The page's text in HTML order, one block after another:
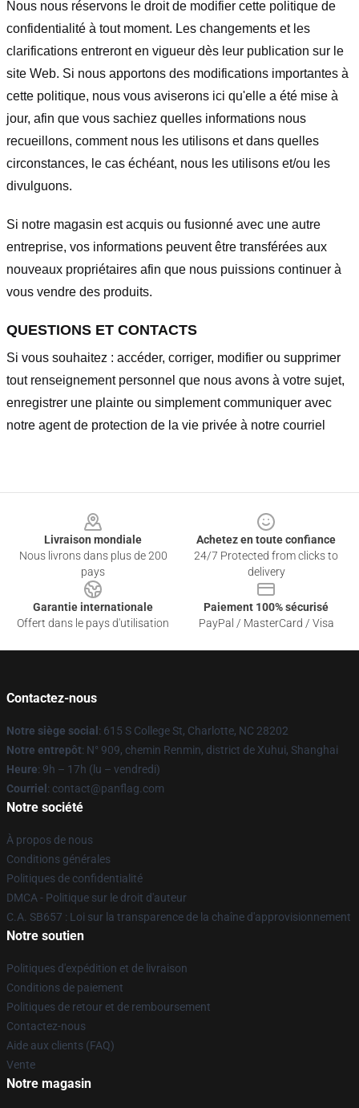
Nous nous réservons le droit de modifier cette politique de
confidentialité à tout moment. Les changements et les
clarifications entreront en vigueur dès leur publication sur le
site Web. Si nous apportons des modifications importantes à
cette politique, nous vous aviserons ici qu'elle a été mise à
jour, afin que vous sachiez quelles informations nous
recueillons, comment nous les utilisons et dans quelles
circonstances, le cas échéant, nous les utilisons et/ou les
divulguons.
Si notre magasin est acquis ou fusionné avec une autre
entreprise, vos informations peuvent être transférées aux
nouveaux propriétaires afin que nous puissions continuer à
vous vendre des produits.
QUESTIONS ET CONTACTS
Si vous souhaitez : accéder, corriger, modifier ou supprimer
tout renseignement personnel que nous avons à votre sujet,
enregistrer une plainte ou simplement communiquer avec
notre agent de protection de la vie privée à notre courriel
Livraison mondiale
Nous livrons dans plus de 200
pays
Achetez en toute confiance
24/7 Protected from clicks to
delivery
Garantie internationale
Offert dans le pays d'utilisation
Paiement 100% sécurisé
PayPal / MasterCard / Visa
Contactez-nous
Notre siège social : 615 S College St, Charlotte, NC 28202
Notre entrepôt: N° 909, chemin Renmin, district de Xuhui, Shanghai
Heure: 9h – 17h (lu – vendredi)
Courriel : contact@panflag.com
Notre société
À propos de nous
Conditions générales
Politiques de confidentialité
DMCA - Politique sur le droit d'auteur
C.A. SB657 : Loi sur la transparence de la chaîne d'approvisionnement
Notre soutien
Politiques d'expédition et de livraison
Conditions de paiement
Politiques de retour et de remboursement
Contactez-nous
Aide aux clients (FAQ)
Vente
Notre magasin